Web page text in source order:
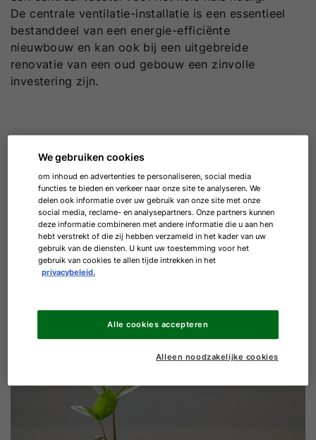
De centrale ventilatie-installatie is een essentieel
bestanddeel van een energie-efficiënte
nieuwbouw en kan ook bij een uitgebreide
renovatie van een oud gebouw een zinvolle
investering zijn.
02.De voordelen van
centrale ventilatie
Een moderne centrale woonhuisventilatie zorgt voor
verse lucht in alle ruimten, zonder warmte te
verspillen. Met een dergelijke installatie profiteert u
We gebruiken cookies
om inhoud en advertenties te personaliseren, social media
functies te bieden en verkeer naar onze site te analyseren. We
delen ook informatie over uw gebruik van onze site met onze
social media, reclame- en analysepartners. Onze partners kunnen
deze informatie combineren met andere informatie die u aan hen
hebt verstrekt of die zij hebben verzameld in het kader van uw
gebruik van de diensten. U kunt uw toestemming voor het
gebruik van cookies te allen tijde intrekken in het
privacybeleid.
Alleen noodzakelijke cookies
Alle cookies accepteren